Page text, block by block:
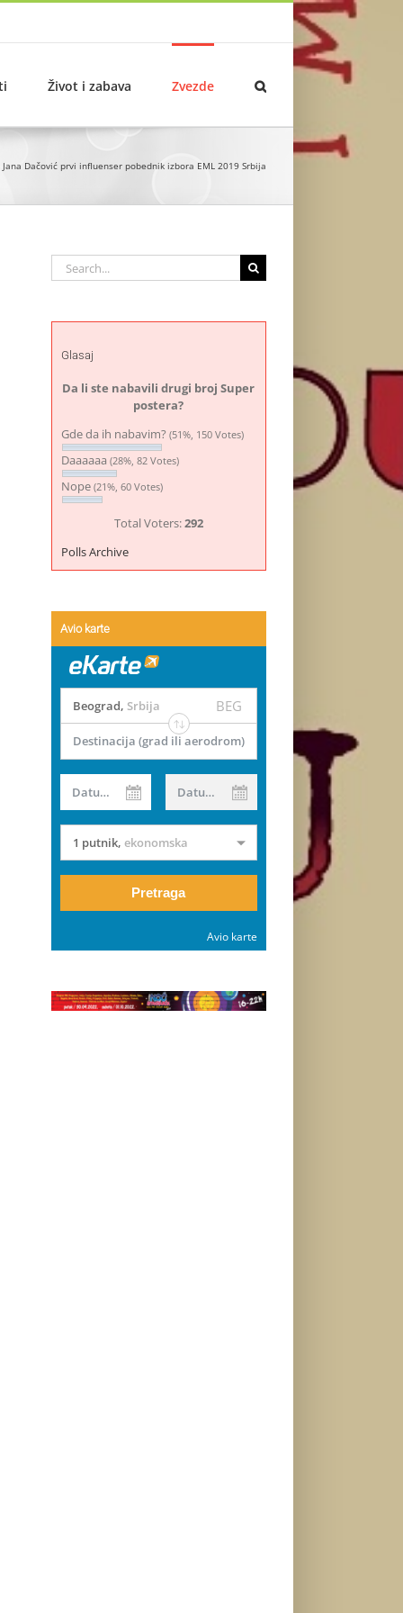
Život i zabava Zvezde
Jana Dačović prvi influenser pobednik izbora EML 2019 Srbija
Search
for:
Glasaj
Da li ste nabavili drugi broj Super
postera?
Gde da ih nabavim? (51%, 150 Votes)
Daaaaaa (28%, 82 Votes)
Nope (21%, 60 Votes)
Total Voters:292
Polls Archive
Avio karte
Beograd, Srbija BEG
Destinacija (grad ili aerodrom)
Datum od Datum do
1 putnik, ekonomska
Pretraga
Avio karte